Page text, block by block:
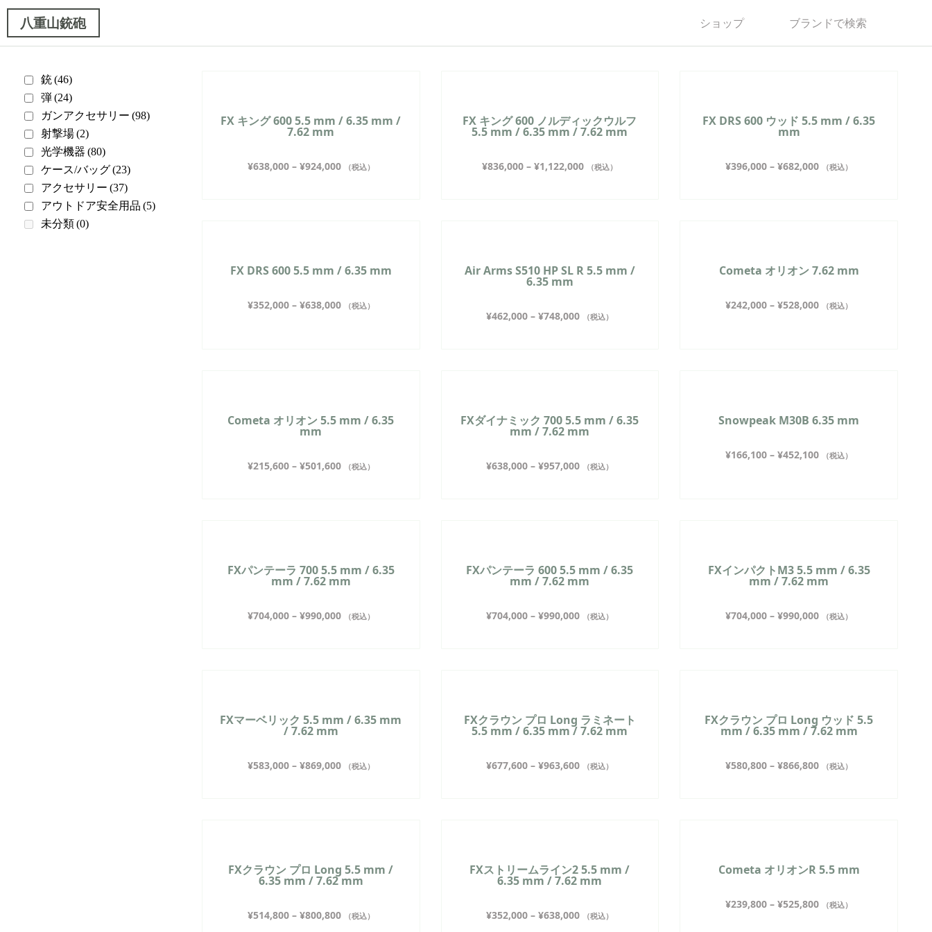
八重山銃砲 ショップ ブランドで検索
銃(46)
弾(24)
ガンアクセサリー (98)
射撃場(2)
光学機器 (80)
ケース/バッグ(23)
アクセサリー (37)
アウトドア安全用品 (5)
未分類(0)
FX キング 600 5.5 mm / 6.35 mm /
7.62 mm
¥638,000 – ¥924,000 （税込）
FX キング 600 ノルディックウルフ
5.5 mm / 6.35 mm / 7.62 mm
¥836,000 –¥1,122,000 （税込）
FX DRS 600 ウッド 5.5 mm / 6.35
mm
¥396,000 –¥682,000 （税込）
FX DRS 600 5.5 mm / 6.35 mm
¥352,000 – ¥638,000 （税込）
Air Arms S510 HP SL R 5.5 mm /
6.35 mm
¥462,000 –¥748,000 （税込）
Cometa オリオン 7.62 mm
¥242,000 –¥528,000 （税込）
Cometa オリオン 5.5 mm / 6.35
mm
¥215,600 – ¥501,600 （税込）
FXダイナミック 700 5.5 mm / 6.35
mm / 7.62 mm
¥638,000 –¥957,000 （税込）
Snowpeak M30B 6.35 mm
¥166,100 –¥452,100 （税込）
FXパンテーラ 700 5.5 mm / 6.35
mm / 7.62 mm
¥704,000 – ¥990,000 （税込）
FXパンテーラ 600 5.5 mm / 6.35
mm / 7.62 mm
¥704,000 –¥990,000 （税込）
FXインパクトM3 5.5 mm / 6.35
mm / 7.62 mm
¥704,000 –¥990,000 （税込）
FXマーベリック 5.5 mm / 6.35 mm
/ 7.62 mm
¥583,000 – ¥869,000 （税込）
FXクラウン プロ Long ラミネート
5.5 mm / 6.35 mm / 7.62 mm
¥677,600 –¥963,600 （税込）
FXクラウン プロ Long ウッド 5.5
mm / 6.35 mm / 7.62 mm
¥580,800 –¥866,800 （税込）
FXクラウン プロ Long 5.5 mm /
6.35 mm / 7.62 mm
¥514,800 – ¥800,800 （税込）
FXストリームライン2 5.5 mm /
6.35 mm / 7.62 mm
¥352,000 –¥638,000 （税込）
Cometa オリオンR 5.5 mm
¥239,800 –¥525,800 （税込）